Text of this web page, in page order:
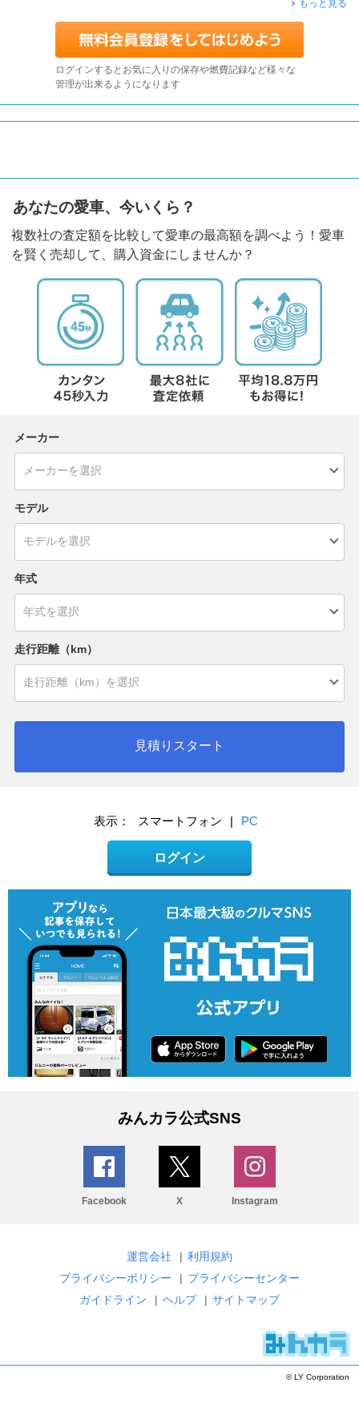
もっと見る
ログインするとお気に入りの保存や燃費記録など様々な
管理が出来るようになります
あなたの愛車、今いくら？
複数社の査定額を比較して愛車の最高額を調べよう！愛車
を賢く売却して、購入資金にしませんか？
メーカー
モデル
年式
走行距離（km）
見積りスタート
表示： スマートフォン | PC
ログイン
みんカラ公式SNS
Facebook X Instagram
運営会社 | 利用規約
プライバシーポリシー
| プライバシーセンター
ガイドライン
| ヘルプ | サイトマップ
© LY Corporation